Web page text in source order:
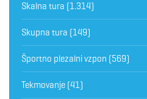
Skalna tura (1.314)
Skupna tura (149)
Športno plezalni vzpon (569)
Tekmovanje (41)